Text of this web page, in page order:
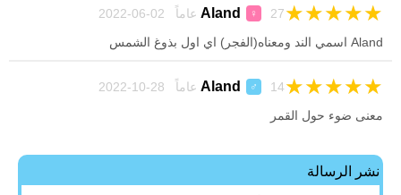
Aland ♀ 27 عاماً 02-06-2022 ★
★
★
★
★
Aland اسمي الند ومعناه(الفجر) اي اول بذوغ الشمس
Aland ♂ 14 عاماً 28-10-2022 ★
★
★
★
★
معنى ضوء حول القمر
نشر الرسالة